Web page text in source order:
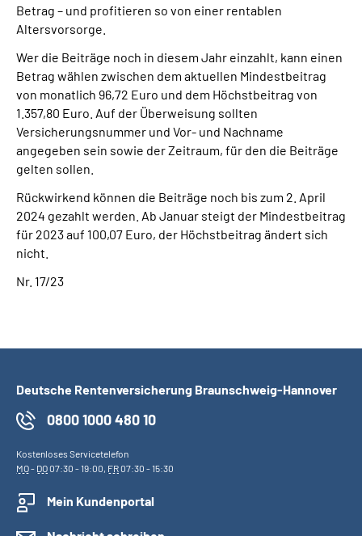
Betrag – und profitieren so von einer rentablen
Altersvorsorge.
Wer die Beiträge noch in diesem Jahr einzahlt, kann einen
Betrag wählen zwischen dem aktuellen Mindestbeitrag
von monatlich 96,72 Euro und dem Höchstbeitrag von
1.357,80 Euro. Auf der Überweisung sollten
Versicherungsnummer und Vor- und Nachname
angegeben sein sowie der Zeitraum, für den die Beiträge
gelten sollen.
Rückwirkend können die Beiträge noch bis zum 2. April
2024 gezahlt werden. Ab Januar steigt der Mindestbeitrag
für 2023 auf 100,07 Euro, der Höchstbeitrag ändert sich
nicht.
Nr. 17/23
Deutsche Rentenversicherung Braunschweig-Hannover
0800 1000 480 10
Kostenloses Servicetelefon
MO- DO07:30 - 19:00, FR07:30 - 15:30
Mein Kundenportal